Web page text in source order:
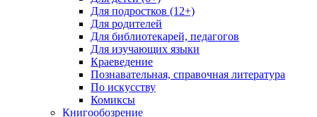
Для подростков (12+)
Для родителей
Для библиотекарей, педагогов
Для изучающих языки
Краеведение
Познавательная, справочная литература
По искусству
Комиксы
Книгообозрение